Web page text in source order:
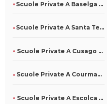
Scuole Private A Baselga Di Pinè Per Tutti
Scuole Private A Santa Teresa Di Riva Per Tutti
Scuole Private A Cusago Per Tutti
Scuole Private A Courmayeur Per Tutti
Scuole Private A Escolca Per Tutti